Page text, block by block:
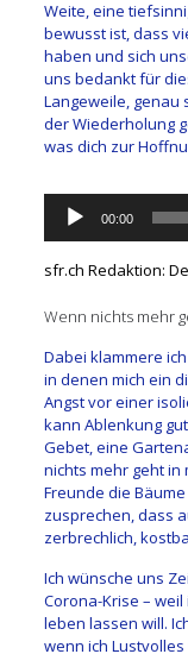
Weite, eine
bewusst ist, dass
haben und sich
uns bedankt für
Langeweile, genau
der Wiederholung
was dich zur
Audio-
Player
00:00
sfr.ch Redaktion:
Wenn nichts mehr
Dabei klammere
in denen mich ein
Angst vor einer
kann Ablenkung
Gebet, eine
nichts mehr geht in
Freunde die
zusprechen, dass
zerbrechlich,
Ich wünsche uns
Corona-Krise –
leben lassen will.
wenn ich